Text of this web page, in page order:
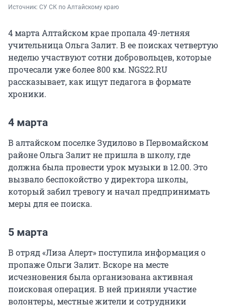
Источник: СУ СК по Алтайскому краю
4 марта Алтайском крае пропала 49-летняя
учительница Ольга Залит. В ее поисках четвертую
неделю участвуют сотни добровольцев, которые
прочесали уже более 800 км. NGS22.RU
рассказывает, как ищут педагога в формате
хроники.
4 марта
В алтайском поселке Зудилово в Первомайском
районе Ольга Залит не пришла в школу, где
должна была провести урок музыки в 12.00. Это
вызвало беспокойство у директора школы,
который забил тревогу и начал предпринимать
меры для ее поиска.
5 марта
В отряд «Лиза Алерт» поступила информация о
пропаже Ольги Залит. Вскоре на месте
исчезновения была организована активная
поисковая операция. В ней приняли участие
волонтеры, местные жители и сотрудники